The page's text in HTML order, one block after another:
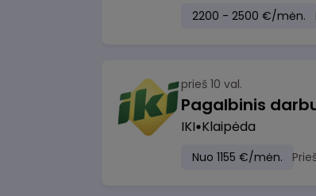
2200 - 2500 €/mėn.
prieš 10 val.
IKI Klaipėda
Nuo 1155 €/mėn.